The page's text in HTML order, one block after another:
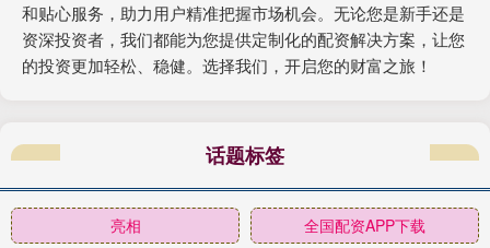
和贴心服务，助力用户精准把握市场机会。无论您是新手还是
资深投资者，我们都能为您提供定制化的配资解决方案，让您
的投资更加轻松、稳健。选择我们，开启您的财富之旅！
话题标签
亮相 全国配资APP下载